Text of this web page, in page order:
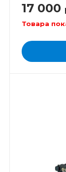
17 000
Товара